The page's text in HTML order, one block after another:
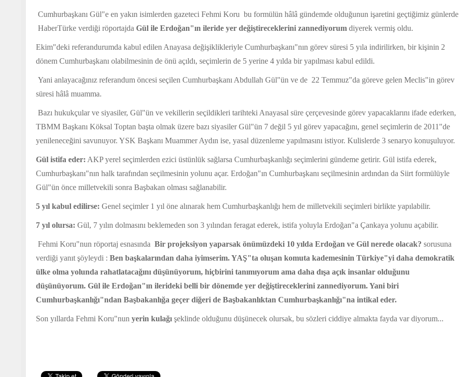
Cumhurbaşkanı Gül"e en yakın isimlerden gazeteci Fehmi Koru bu formülün hâlâ gündemde olduğunun işaretini geçtiğimiz günlerde
 HaberTürke verdiği röportajda Gül ile Erdoğan"ın ileride yer değiştireceklerini zannediyorum diyerek vermiş oldu.
Ekim"deki referandurumda kabul edilen Anayasa değişiklikleriyle Cumhurbaşkanı"nın görev süresi 5 yıla indirilirken, bir kişinin 2
dönem Cumhurbaşkanı olabilmesinin de önü açıldı, seçimlerin de 5 yerine 4 yılda bir yapılması kabul edildi.
Yani anlayacağınız referandum öncesi seçilen Cumhurbaşkanı Abdullah Gül"ün ve de 22 Temmuz"da göreve gelen Meclis"in görev
süresi hâlâ muamma.
Bazı hukukçular ve siyasiler, Gül"ün ve vekillerin seçildikleri tarihteki Anayasal süre çerçevesinde görev yapacaklarını ifade ederken,
TBMM Başkanı Köksal Toptan başta olmak üzere bazı siyasiler Gül"ün 7 değil 5 yıl görev yapacağını, genel seçimlerin de 2011"de
yenileneceğini savunuyor. YSK Başkanı Muammer Aydın ise, yasal düzenleme yapılmasını istiyor. Kulislerde 3 senaryo konuşuluyor.
Gül istifa eder: AKP yerel seçimlerden ezici üstünlük sağlarsa Cumhurbaşkanlığı seçimlerini gündeme getirir. Gül istifa ederek,
Cumhurbaşkanı"nın halk tarafından seçilmesinin yolunu açar. Erdoğan"ın Cumhurbaşkanı seçilmesinin ardından da Siirt formülüyle
Gül"ün önce milletvekili sonra Başbakan olması sağlanabilir.
5 yıl kabul edilirse: Genel seçimler 1 yıl öne alınarak hem Cumhurbaşkanlığı hem de milletvekili seçimleri birlikte yapılabilir.
7 yıl olursa: Gül, 7 yılın dolmasını beklemeden son 3 yılından feragat ederek, istifa yoluyla Erdoğan"a Çankaya yolunu açabilir.
Fehmi Koru"nun röportaj esnasında Bir projeksiyon yaparsak önümüzdeki 10 yılda Erdoğan ve Gül nerede olacak? sorusuna
verdiği yanıt şöyleydi : Ben başkalarından daha iyimserim. YAŞ"ta oluşan komuta kademesinin Türkiye"yi daha demokratik
ülke olma yolunda rahatlatacağını düşünüyorum, hiçbirini tanımıyorum ama daha dışa açık insanlar olduğunu
düşünüyorum. Gül ile Erdoğan"ın ilerideki belli bir dönemde yer değiştireceklerini zannediyorum. Yani biri
Cumhurbaşkanlığı"ndan Başbakanlığa geçer diğeri de Başbakanlıktan Cumhurbaşkanlığı"na intikal eder.
Son yıllarda Fehmi Koru"nun yerin kulağı şeklinde olduğunu düşünecek olursak, bu sözleri ciddiye almakta fayda var diyorum...